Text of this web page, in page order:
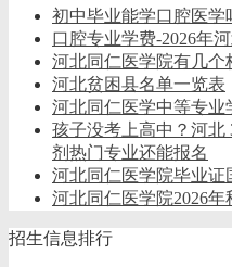
初中毕业能学口腔医学
口腔专业学费-2026年
河北同仁医学院有几个
河北贫困县名单一览表
河北同仁医学中等专
孩子没考上高中？河北
剂热门专业还能报名
河北同仁医学院毕业证
河北同仁医学院2026
招生信息排行